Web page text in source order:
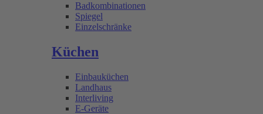
Badkombinationen
Spiegel
Einzelschränke
Küchen
Einbauküchen
Landhaus
Interliving
E-Geräte